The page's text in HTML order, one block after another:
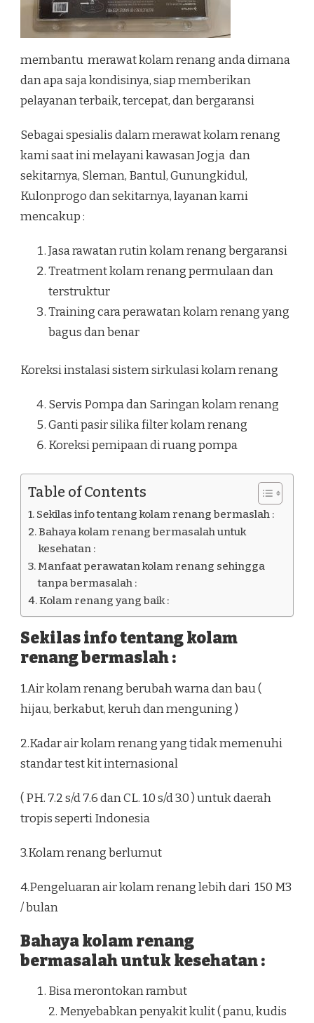
membantu merawat kolam renang anda dimana
dan apa saja kondisinya, siap memberikan
pelayanan terbaik, tercepat, dan bergaransi
Sebagai spesialis dalam merawat kolam renang
kami saat ini melayani kawasan Jogja dan
sekitarnya, Sleman, Bantul, Gunungkidul,
Kulonprogo dan sekitarnya, layanan kami
mencakup :
Jasa rawatan rutin kolam renang bergaransi
Treatment kolam renang permulaan dan
terstruktur
Training cara perawatan kolam renang yang
bagus dan benar
Koreksi instalasi sistem sirkulasi kolam renang
Servis Pompa dan Saringan kolam renang
Ganti pasir silika filter kolam renang
Koreksi pemipaan di ruang pompa
Table of Contents
Sekilas info tentang kolam renang bermaslah :
Bahaya kolam renang bermasalah untuk
kesehatan :
Manfaat perawatan kolam renang sehingga
tanpa bermasalah :
Kolam renang yang baik :
Sekilas info tentang kolam
renang bermaslah :
1.Air kolam renang berubah warna dan bau (
hijau, berkabut, keruh dan menguning )
2.Kadar air kolam renang yang tidak memenuhi
standar test kit internasional
( PH. 7.2 s/d 7.6 dan CL. 1.0 s/d 3.0 ) untuk daerah
tropis seperti Indonesia
3.Kolam renang berlumut
4.Pengeluaran air kolam renang lebih dari 150 M3
/ bulan
Bahaya kolam renang
bermasalah untuk kesehatan :
Bisa merontokan rambut
2. Menyebabkan penyakit kulit ( panu, kudis